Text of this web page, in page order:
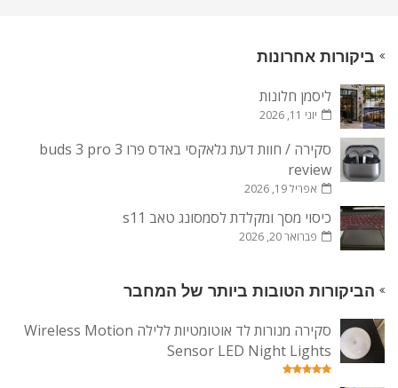
ביקורות אחרונות
ליסמן חלונות
יוני 11, 2026
סקירה / חוות דעת גלאקסי באדס פרו 3 buds 3 pro
review
אפריל 19, 2026
כיסוי מסך ומקלדת לסמסונג טאב s11
פברואר 20, 2026
הביקורות הטובות ביותר של המחבר
סקירה מנורות לד אוטומטיות ללילה Wireless Motion
Sensor LED Night Lights